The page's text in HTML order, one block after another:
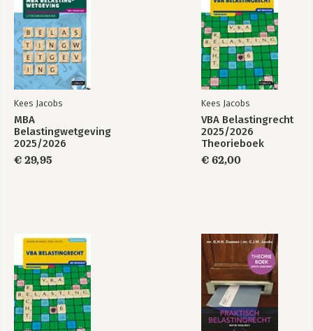
Kees Jacobs
MBA
Belastingwetgeving
2025/2026
Uitwerkingenboek
€ 29,95
Kees Jacobs
VBA Belastingrecht
2025/2026
Theorieboek
€ 62,00